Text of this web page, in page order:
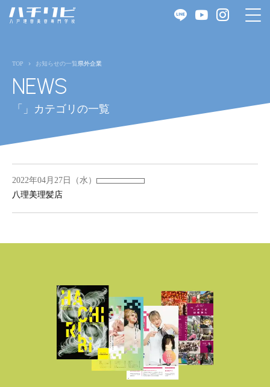
TOP お知らせの一覧県外企業
NEWS
「」カテゴリの一覧
2022年04月27日（水）
八理美理髪店